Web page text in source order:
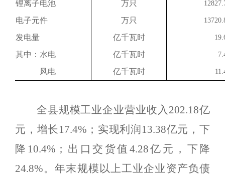
锂离子电池 万只
电子元件 万只
发电量 亿千瓦时
其中：水电 亿千瓦时
风电 亿千瓦时
全县规模工业企业营业收入 202.18亿
元，增长 17.4% ；实现利润 13.38亿元，下
降 10.4% ；出口交货值 4.28亿元，下降
24.8%。年末规模以上工业企业资产负债